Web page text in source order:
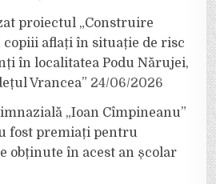
proiectul „Construire
aflați în situație de risc
în localitatea Podu Nărujei,
Vrancea” 24/06/2026
„Ioan Cîmpineanu”
fost premiați pentru
obținute în acest an școlar